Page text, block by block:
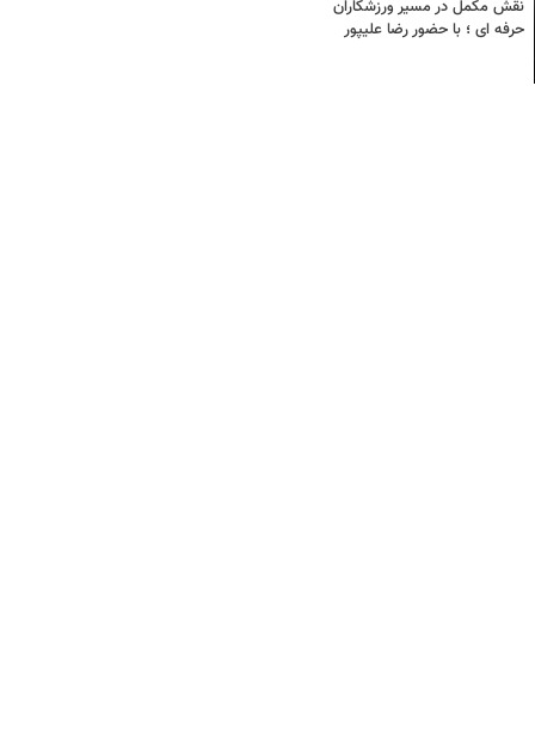
نقش مکمل در مسیر ورزشکاران
حرفه ای ؛ با حضور رضا علیپور